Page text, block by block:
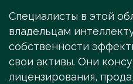
Специалисты в этой
владельцам
собственности
свои активы. Они
лицензирования,